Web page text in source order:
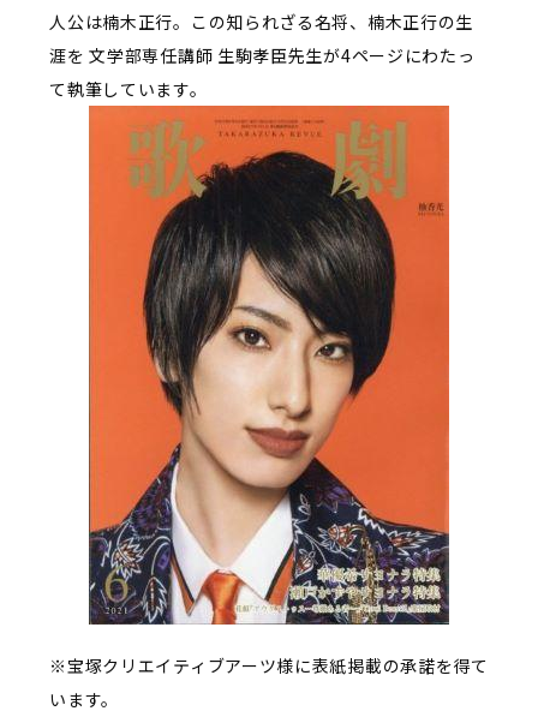
人公は楠木正行。この知られざる名将、楠木正行の生
涯を 文学部専任講師 生駒孝臣先生が4ページにわたっ
て執筆しています。
※宝塚クリエイティブアーツ様に表紙掲載の承諾を得て
います。